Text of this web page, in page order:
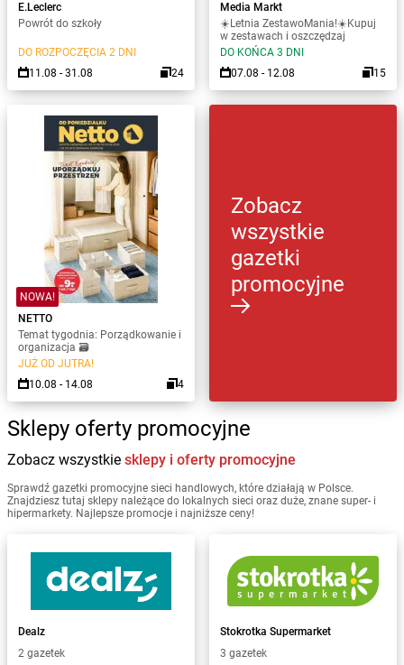
E.Leclerc
Powrót do szkoły
DO ROZPOCZĘCIA 2 DNI
11.08 - 31.08
24
Media Markt
☀️Letnia ZestawoMania!☀️Kupuj
w zestawach i oszczędzaj
DO KOŃCA 3 DNI
07.08 - 12.08
15
NOWA!
NETTO
Temat tygodnia: Porządkowanie i
organizacja 🗃️
JUŻ OD JUTRA!
10.08 - 14.08
4
Zobacz
wszystkie
gazetki
promocyjne
Sklepy oferty promocyjne
Zobacz wszystkie sklepy i oferty promocyjne
Sprawdź gazetki promocyjne sieci handlowych, które działają w Polsce.
Znajdziesz tutaj sklepy należące do lokalnych sieci oraz duże, znane super- i
hipermarkety. Najlepsze promocje i najniższe ceny!
Dealz
2 gazetek
Stokrotka Supermarket
3 gazetek